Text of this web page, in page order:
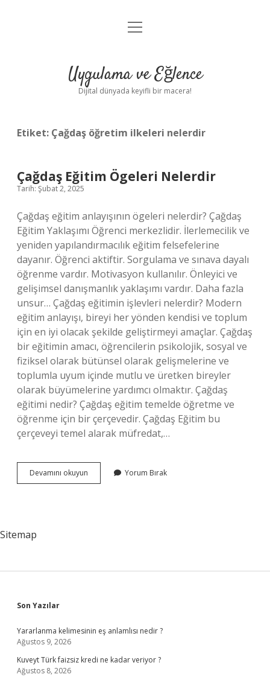
Anasayfa
Yasal Uyarı
menüyü
Uygulama ve Eğlence
Dijital dünyada keyifli bir macera!
Etiket: Çağdaş öğretim ilkeleri nelerdir
Çağdaş Eğitim Ögeleri Nelerdir
Tarih: Şubat 2, 2025
Çağdaş eğitim anlayışının ögeleri nelerdir? Çağdaş
Eğitim Yaklaşımı Öğrenci merkezlidir. İlerlemecilik ve
yeniden yapılandırmacılık eğitim felsefelerine
dayanır. Öğrenci aktiftir. Sorgulama ve sınava dayalı
öğrenme vardır. Motivasyon kullanılır. Önleyici ve
gelişimsel danışmanlık yaklaşımı vardır. Daha fazla
unsur… Çağdaş eğitimin işlevleri nelerdir? Modern
eğitim anlayışı, bireyi her yönden kendisi ve toplum
için en iyi olacak şekilde geliştirmeyi amaçlar. Çağdaş
bir eğitimin amacı, öğrencilerin psikolojik, sosyal ve
fiziksel olarak bütünsel olarak gelişmelerine ve
toplumla uyum içinde mutlu ve üretken bireyler
olarak büyümelerine yardımcı olmaktır. Çağdaş
eğitimi nedir? Çağdaş eğitim temelde öğretme ve
öğrenme için bir çerçevedir. Çağdaş Eğitim bu
çerçeveyi temel alarak müfredat,…
Devamını okuyun
Eğitim
Yorum Bırak
Sitemap
Sidebar
Son Yazılar
Yararlanma kelimesinin eş anlamlısı nedir ?
Ağustos 9, 2026
Kuveyt Türk faizsiz kredi ne kadar veriyor ?
Ağustos 8, 2026